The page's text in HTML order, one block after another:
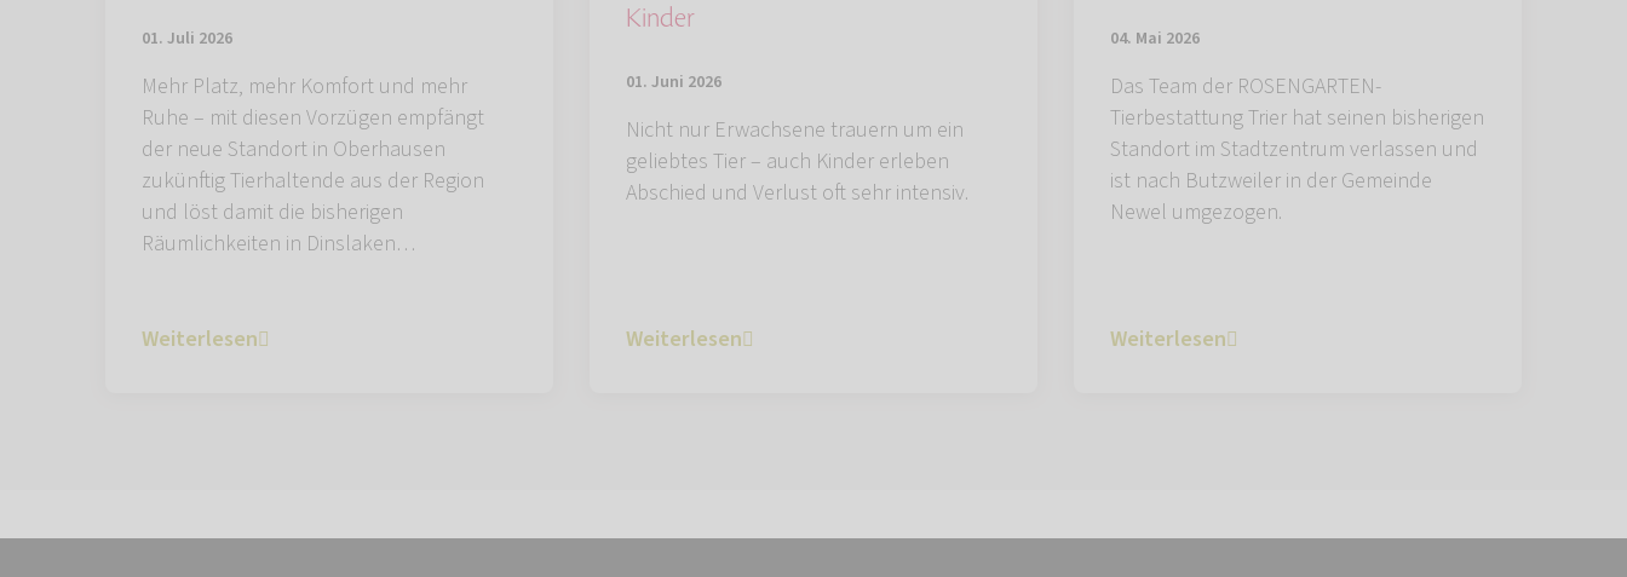
01. Juli 2026
Mehr Platz, mehr Komfort und mehr
Ruhe – mit diesen Vorzügen empfängt
der neue Standort in Oberhausen
zukünftig Tierhaltende aus der Region
und löst damit die bisherigen
Räumlichkeiten in Dinslaken…
Weiterlesen
Kinder
01. Juni 2026
Nicht nur Erwachsene trauern um ein
geliebtes Tier – auch Kinder erleben
Abschied und Verlust oft sehr intensiv.
Weiterlesen
04. Mai 2026
Das Team der ROSENGARTEN-
Tierbestattung Trier hat seinen bisherigen
Standort im Stadtzentrum verlassen und
ist nach Butzweiler in der Gemeinde
Newel umgezogen.
Weiterlesen